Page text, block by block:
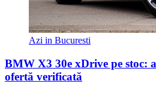
Azi in Bucuresti
BMW X3 30e xDrive pe stoc:
ofertă verificată